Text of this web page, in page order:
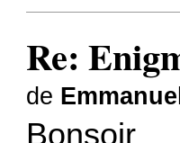
Re:
de
Bonsoir